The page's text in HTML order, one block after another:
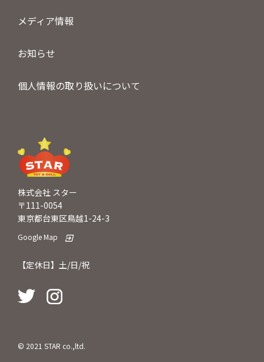
株式会社 スター
〒111-0054
東京都台東区鳥越1-24-3
Google Map
【定休日】土/日/祝
メディア情報
お知らせ
個人情報の取り扱いについて
© 2021 STAR co.,ltd.